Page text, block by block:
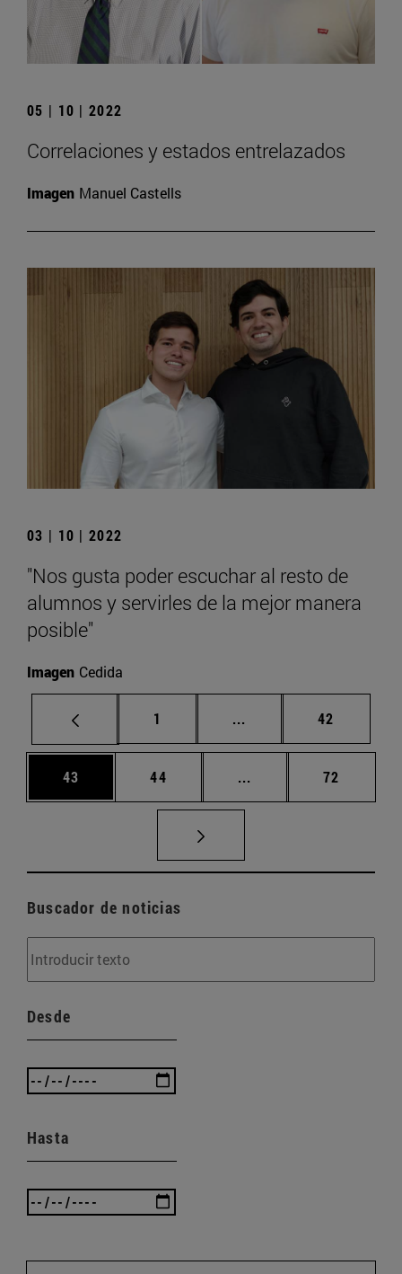
05 | 10 | 2022
Correlaciones y estados entrelazados
Imagen Manuel Castells
03 | 10 | 2022
"Nos gusta poder escuchar al resto de
alumnos y servirles de la mejor manera
posible"
Imagen Cedida
Página
1 ... Páginas intermedias
Página
42
Página
43 Página
44 ... Páginas intermedias
Página
72
Buscador de noticias
Desde
Hasta